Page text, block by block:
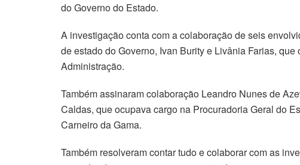
do Governo do Estado.
A investigação conta com a colaboração de seis
de estado do Governo, Ivan Burity e Livânia Farias,
Administração.
Também assinaram colaboração Leandro Nunes de
Caldas, que ocupava cargo na Procuradoria Geral do
Carneiro da Gama.
Também resolveram contar tudo e colaborar com as